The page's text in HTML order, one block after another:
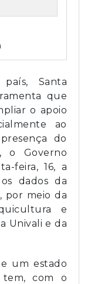
Santa
que
o apoio
ao
do
o Governo
feira, 16, a
dados da
por meio da
e
Univali e da
um estado
com o